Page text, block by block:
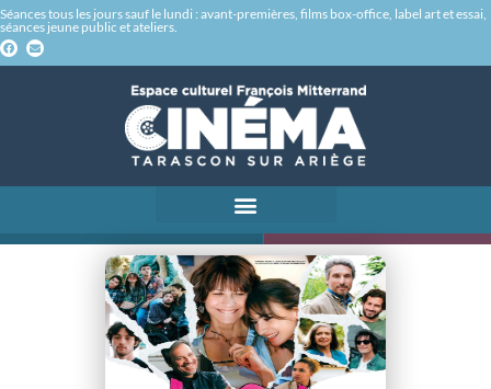
Séances tous les jours sauf le lundi : avant-premières, films box-office, label art et essai,
séances jeune public et ateliers.